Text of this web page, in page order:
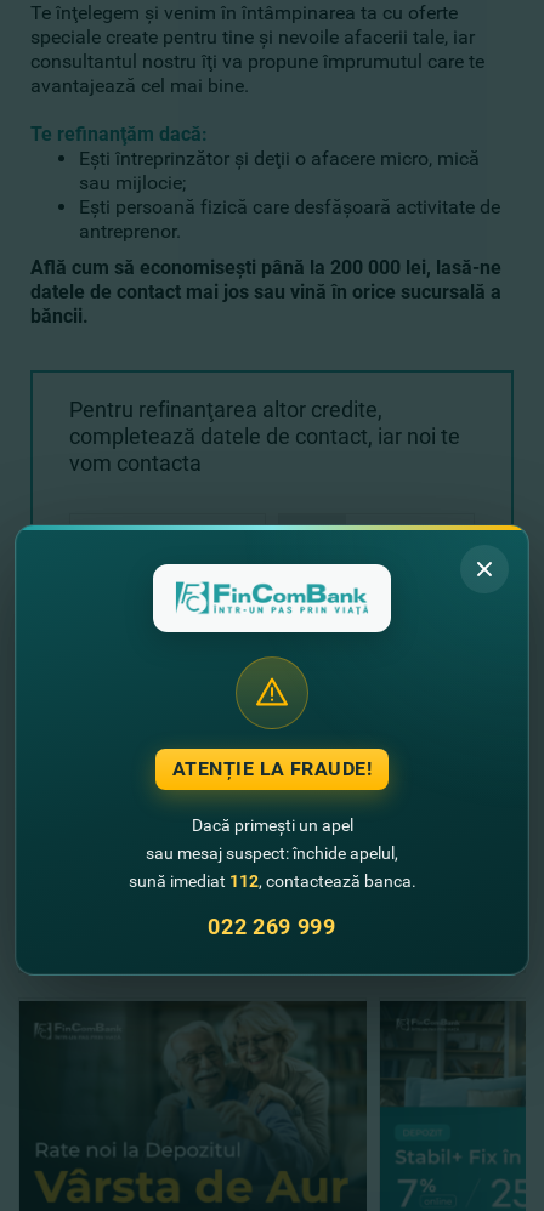
Te înţelegem şi venim în întâmpinarea ta cu oferte
speciale create pentru tine şi nevoile afacerii tale, iar
consultantul nostru îţi va propune împrumutul care te
avantajează cel mai bine.
Te refinanţăm dacă:
Eşti întreprinzător şi deţii o afacere micro, mică
sau mijlocie;
Eşti persoană fizică care desfăşoară activitate de
antreprenor.
Află cum să economiseşti până la 200 000 lei, lasă-ne
datele de contact mai jos sau vină în orice sucursală a
băncii.
Pentru refinanţarea altor credite,
completează datele de contact, iar noi te
vom contacta
+373
Expediază solicitarea
Alte noutăţi
ATENȚIE LA FRAUDE!
Dacă primești un apel
sau mesaj suspect: închide apelul,
sună imediat 112, contactează banca.
022 269 999